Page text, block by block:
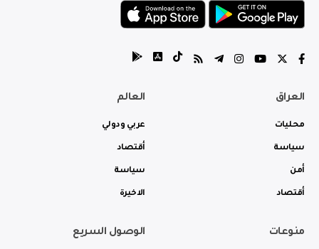
العراق
محليات
سياسة
أمن
أقتصاد
العالم
عربي ودولي
أقتصاد
سياسة
الاخيرة
منوعات الوصول السريع